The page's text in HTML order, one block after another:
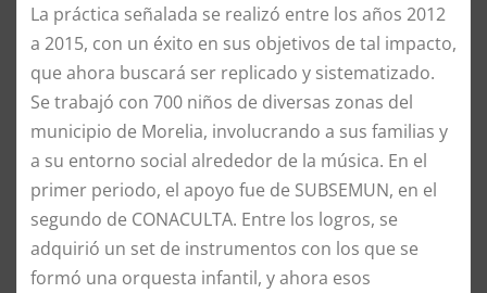
La práctica señalada se realizó entre los años 2012
a 2015, con un éxito en sus objetivos de tal impacto,
que ahora buscará ser replicado y sistematizado.
Se trabajó con 700 niños de diversas zonas del
municipio de Morelia, involucrando a sus familias y
a su entorno social alrededor de la música. En el
primer periodo, el apoyo fue de SUBSEMUN, en el
segundo de CONACULTA. Entre los logros, se
adquirió un set de instrumentos con los que se
formó una orquesta infantil, y ahora esos